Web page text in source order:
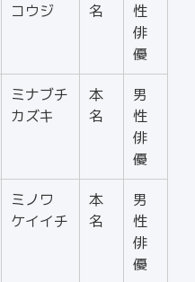
コウジ
名
性
俳
優
ミナブチ
カズキ
本
名
男
性
俳
優
ミノワ
ケイイチ
本
名
男
性
俳
優